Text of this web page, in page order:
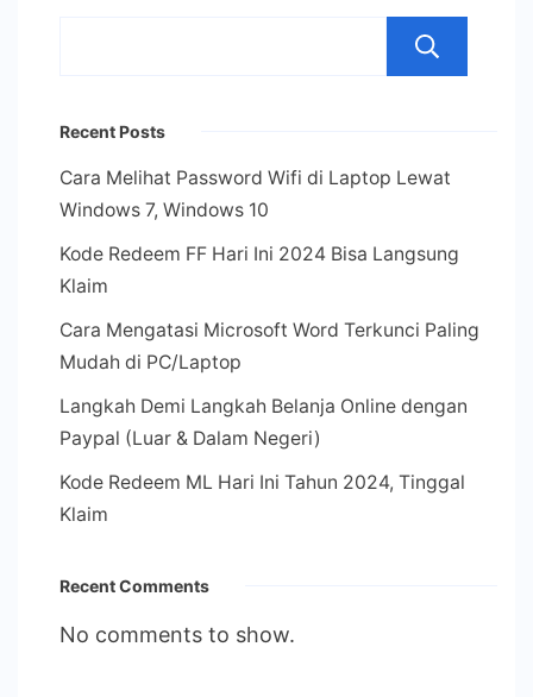
Recent Posts
Cara Melihat Password Wifi di Laptop Lewat
Windows 7, Windows 10
Kode Redeem FF Hari Ini 2024 Bisa Langsung
Klaim
Cara Mengatasi Microsoft Word Terkunci Paling
Mudah di PC/Laptop
Langkah Demi Langkah Belanja Online dengan
Paypal (Luar & Dalam Negeri)
Kode Redeem ML Hari Ini Tahun 2024, Tinggal
Klaim
Recent Comments
No comments to show.